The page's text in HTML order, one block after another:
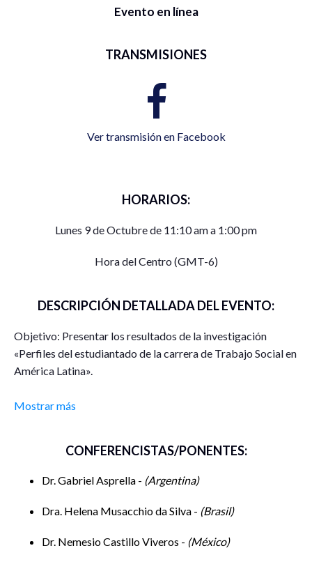
Evento en línea
TRANSMISIONES
Ver transmisión en Facebook
HORARIOS:
Lunes 9 de Octubre de 11:10 am a 1:00 pm
Hora del Centro (GMT-6)
DESCRIPCIÓN DETALLADA DEL EVENTO:
Objetivo: Presentar los resultados de la investigación
«Perfiles del estudiantado de la carrera de Trabajo Social en
América Latina».
Mostrar más
CONFERENCISTAS/PONENTES:
Dr. Gabriel Asprella - Argentina
Dra. Helena Musacchio da Silva - Brasil
Dr. Nemesio Castillo Viveros - México